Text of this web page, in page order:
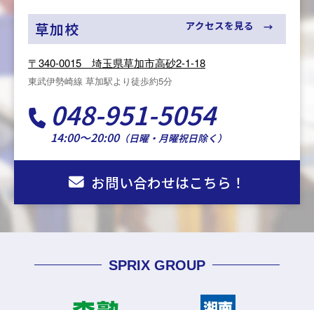
草加校
〒340-0015 埼玉県草加市高砂2-1-18
東武伊勢崎線 草加駅より徒歩約5分
048-951-5054
14:00～20:00（日曜・月曜祝日除く）
アクセスを見る
お問い合わせはこちら！
SPRIX GROUP